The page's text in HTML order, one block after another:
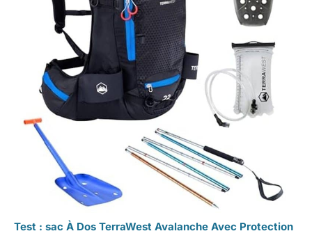
Test : sac À Dos TerraWest Avalanche Avec Protection